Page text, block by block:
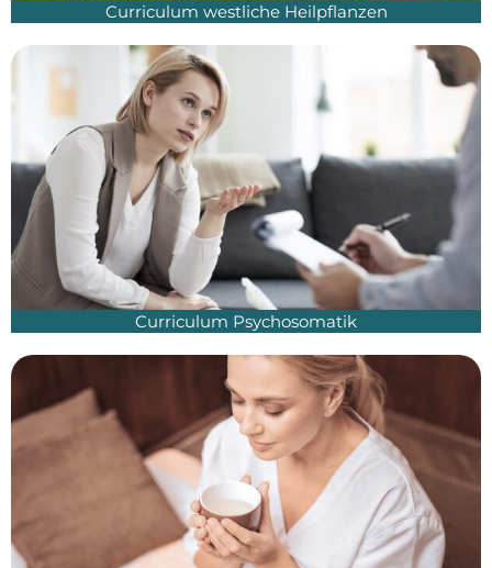
Curriculum westliche Heilpflanzen
Curriculum Psychosomatik